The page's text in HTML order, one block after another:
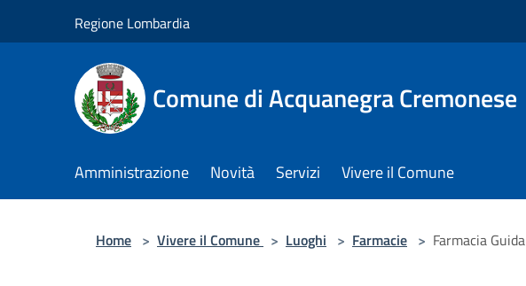
Regione Lombardia
Comune di Acquanegra Cremonese
Amministrazione Novità Servizi Vivere il Comune
Home > Vivere il Comune > Luoghi > Farmacie > Farmacia Guida